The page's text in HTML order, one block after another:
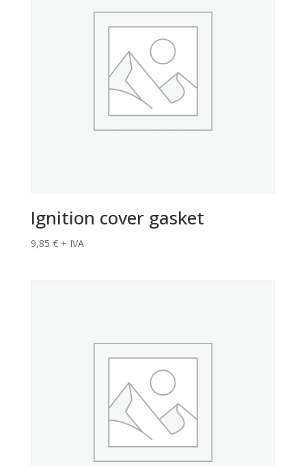
Ignition cover gasket
9,85 € + IVA